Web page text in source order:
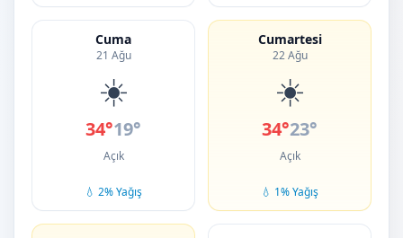
Cuma
21 Ağu
☀️
34°19°
Açık
💧 2% Yağış
Cumartesi
22 Ağu
☀️
34°23°
Açık
💧 1% Yağış